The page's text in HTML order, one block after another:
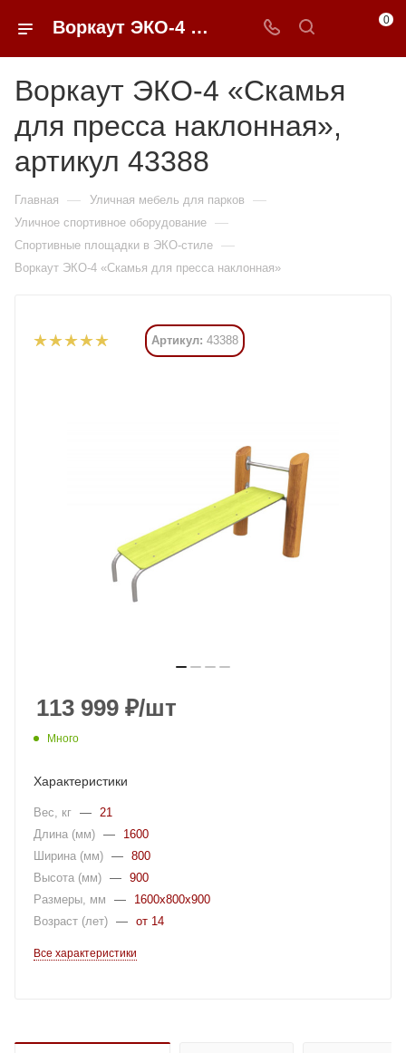
Воркаут ЭКО-4 «Скамья для пресса наклонная» купить в Москве от 103 635 ₽ - 0FFER 0
Воркаут ЭКО-4 «Скамья
для пресса наклонная»,
артикул 43388
Главная — Уличная мебель для парков —
Уличное спортивное оборудование —
Спортивные площадки в ЭКО-стиле —
Воркаут ЭКО-4 «Скамья для пресса наклонная»
Артикул: 43388
113 999 ₽/шт
Много
Характеристики
Вес, кг —
21
Длина (мм) —
1600
Ширина (мм) — 800
Высота (мм) — 900
Размеры, мм
—
1600x800x900
Возраст (лет) — от 14
Все характеристики